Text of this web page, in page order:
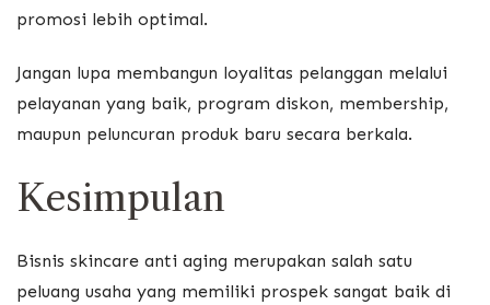
promosi lebih optimal.
Jangan lupa membangun loyalitas pelanggan melalui
pelayanan yang baik, program diskon, membership,
maupun peluncuran produk baru secara berkala.
Kesimpulan
Bisnis skincare anti aging merupakan salah satu
peluang usaha yang memiliki prospek sangat baik di